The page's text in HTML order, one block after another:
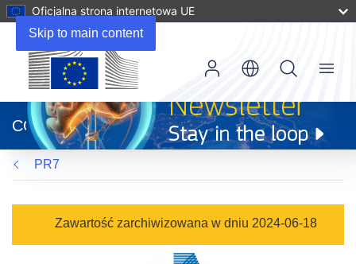
Skip to main content
Oficjalna strona internetowa UE
otworzy
się
w
nowym
oknie)
CORDIS
Menu
PR7
Zawartość zarchiwizowana w dniu 2024-06-18